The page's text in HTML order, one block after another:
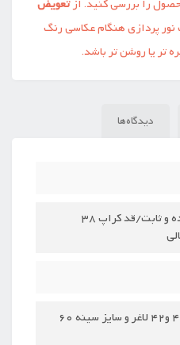
را بررسی کنید. ازتعویض
پردازی هنگام عکاسی رنگ
تر یا روشن تر باشد.
دیدگاه‌ها
سفارش اروپا/کاپ دوخته شده و ثابت/قد کراپ 38
فری سایز(سایز بدنی 34 تا 40 و42 لاغر و سایز سینه 60